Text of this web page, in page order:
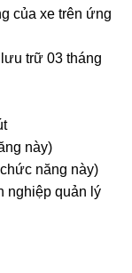
của xe trên ứng
trữ 03 tháng
này)
năng này)
nghiệp quản lý